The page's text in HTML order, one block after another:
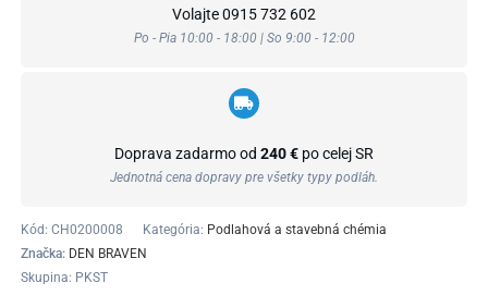
Volajte0915 732 602
Po - Pia 10:00 - 18:00 | So 9:00 - 12:00
Doprava zadarmo od 240 € po celej SR
Jednotná cena dopravy pre všetky typy podláh.
Kód: CH0200008 Kategória: Podlahová a stavebná chémia
Značka: DEN BRAVEN
Skupina: PKST